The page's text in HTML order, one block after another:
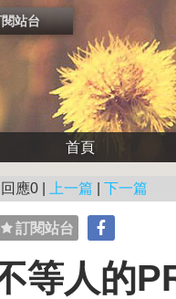
站台
首頁
應0 | 上一篇 下一篇
訂閱站台
等人的